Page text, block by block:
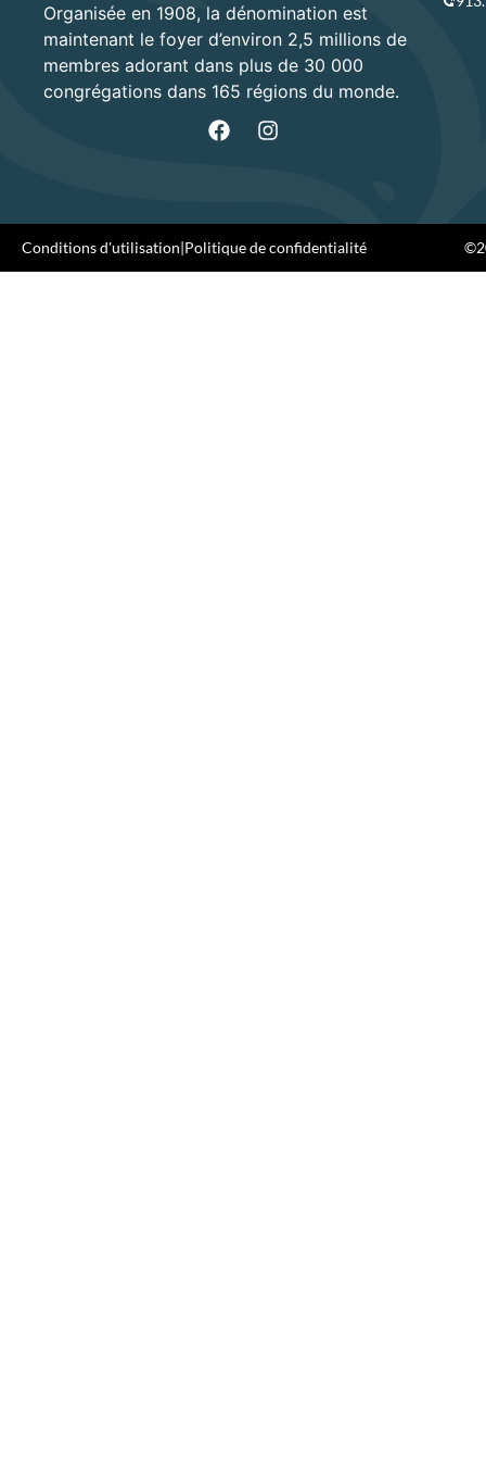
Organisée en 1908, la dénomination est
maintenant le foyer d’environ 2,5 millions de
membres adorant dans plus de 30 000
congrégations dans 165 régions du monde.
Conditions d'utilisation|Politique de confidentialité